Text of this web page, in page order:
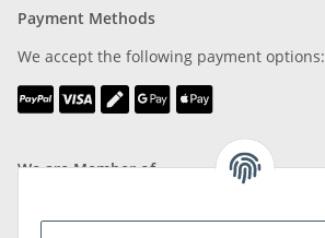
Payment Methods
We accept the following payment options:
We are Member of